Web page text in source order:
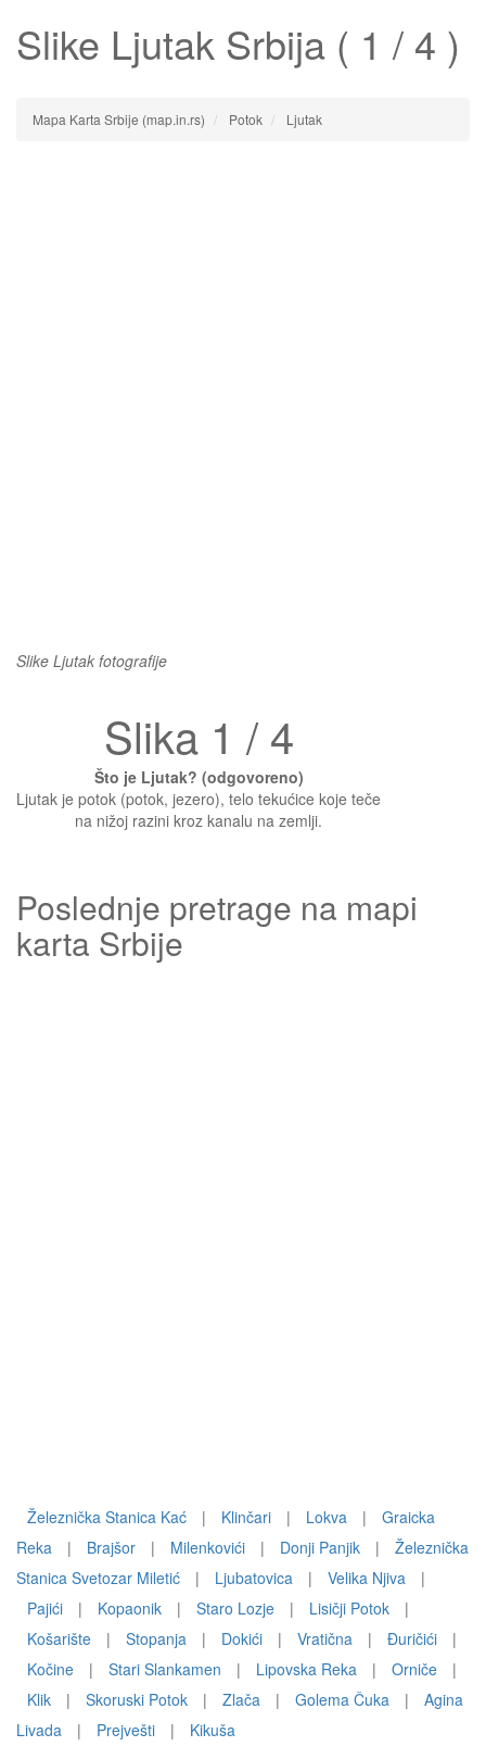
Slike Ljutak Srbija ( 1 / 4 )
Mapa Karta Srbije (map.in.rs) Potok Ljutak
Slike Ljutak fotografije
Slika 1 / 4
Što je Ljutak? (odgovoreno)
Ljutak je potok (potok, jezero), telo tekućice koje teče
na nižoj razini kroz kanalu na zemlji.
Poslednje pretrage na mapi
karta Srbije
Železnička Stanica Kać | Klinčari | Lokva |
Graicka
Reka
| Brajšor | Milenkovići | Donji Panjik |
Železnička
Stanica Svetozar Miletić
| Ljubatovica | Velika Njiva
|
Pajići
| Kopaonik | Staro Lozje | Lisičji Potok
|
Košarište
| Stopanja | Dokići | Vratična | Ðuričići
|
Kočine
| Stari Slankamen | Lipovska Reka | Orniče
|
Klik
| Skoruski Potok | Zlača | Golema Čuka |
Agina
Livada
| Prejvešti |
Kikuša